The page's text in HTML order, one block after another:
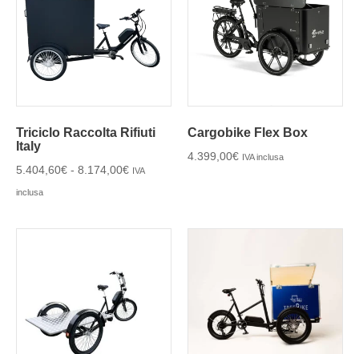
Triciclo Raccolta Rifiuti
Italy
5.404,60€ - 8.174,00€ IVA
inclusa
Cargobike Flex Box
4.399,00€ IVA inclusa